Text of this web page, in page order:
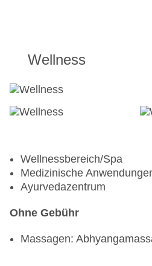
Wellness
Wellnessbereich/Spa
Medizinische
Ayurvedazentrum
Ohne Gebühr
Massagen: